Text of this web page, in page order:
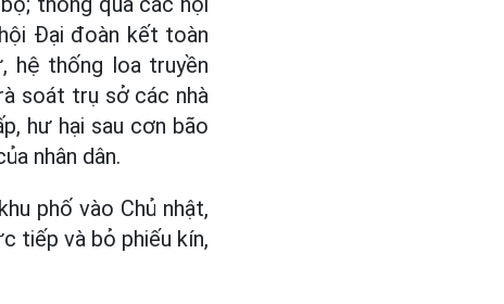
Đại đoàn kết toàn
hệ thống loa truyền
soát trụ sở các nhà
hư hại sau cơn bão
nhân dân.
phố vào Chủ nhật,
tiếp và bỏ phiếu kín,